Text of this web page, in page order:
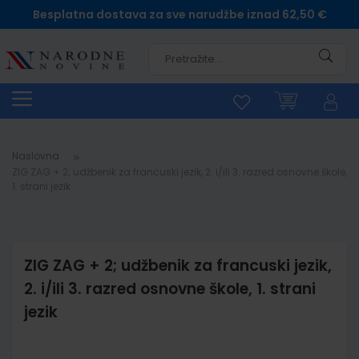
Besplatna dostava za sve narudžbe iznad 62,50 €
Naslovna
ZIG ZAG + 2; udžbenik za francuski jezik,
2. i/ili 3. razred osnovne škole, 1. strani
jezik